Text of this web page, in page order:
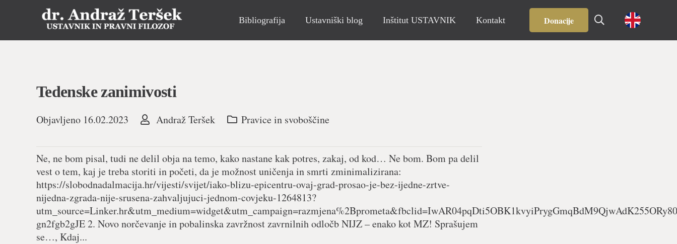
Bibliografija Ustavniški blog Inštitut USTAVNIK Kontakt Donacije
Tedenske zanimivosti
Objavljeno 16.02.2023 Andraž Teršek Pravice in svoboščine
Ne, ne bom pisal, tudi ne delil obja na temo, kako nastane kak potres, zakaj, od kod… Ne bom. Bom pa delil
vest o tem, kaj je treba storiti in početi, da je možnost uničenja in smrti zminimalizirana:
https://slobodnadalmacija.hr/vijesti/svijet/iako-blizu-epicentru-ovaj-grad-prosao-je-bez-ijedne-zrtve-
nijedna-zgrada-nije-srusena-zahvaljujuci-jednom-covjeku-1264813?
gn2fgb2gJE 2. Novo norčevanje in pobalinska zavržnost zavrnilnih odločb NIJZ – enako kot MZ! Sprašujem
se…, Kdaj...